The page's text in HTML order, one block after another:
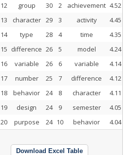
12 group 30 2 achievement 4.52
13 character 29 3 activity 4.45
14 type 28 4 time 4.35
15 difference 26 5 model 4.24
16 variable 26 6 variable 4.14
17 number 25 7 difference 4.12
18 behavior 24 8 character 4.11
19 design 24 9 semester 4.05
20 purpose 24 10 behavior 4.04
Download Excel Table